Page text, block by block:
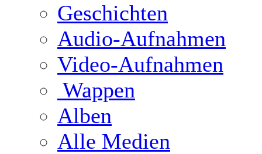
Geschichten
Audio-Aufnahmen
Video-Aufnahmen
Wappen
Alben
Alle Medien